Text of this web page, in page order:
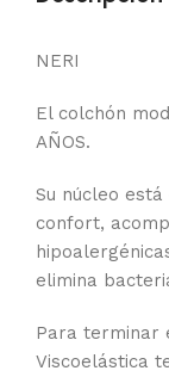
NERI
El colchón
AÑOS.
Su núcleo
confort,
elimina
Para terminar
Viscoelástica